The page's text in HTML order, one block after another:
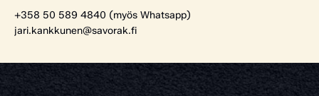
+358 50 589 4840 (myös Whatsapp)
jari.kankkunen@savorak.fi